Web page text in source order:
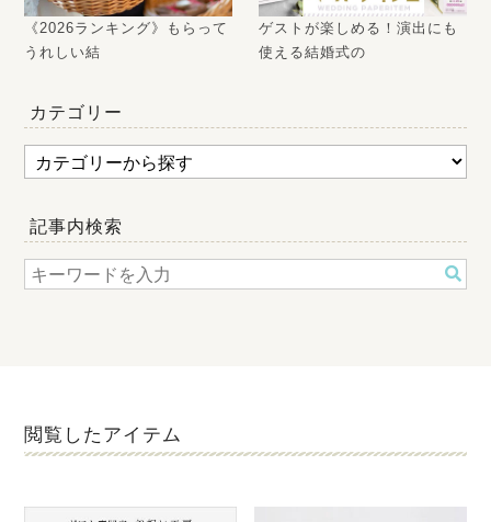
《2026ランキング》もらって
うれしい結
ゲストが楽しめる！演出にも
使える結婚式の
カテゴリー
記事内検索
閲覧したアイテム